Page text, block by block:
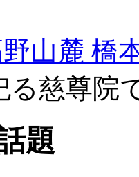
山麓 橋
る慈尊院
題